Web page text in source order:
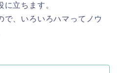
立ちます。
で、いろいろハマってノウ